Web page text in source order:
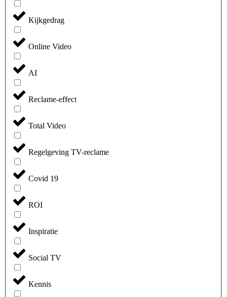
Kijkgedrag
Online Video
AI
Reclame-effect
Total Video
Regelgeving TV-reclame
Covid 19
ROI
Inspiratie
Social TV
Kennis